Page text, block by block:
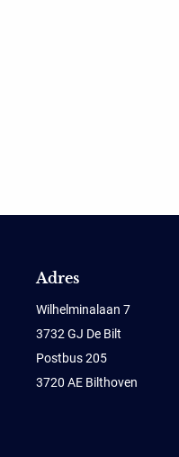
Adres
Wilhelminalaan 7
3732 GJ De Bilt
Postbus 205
3720 AE Bilthoven